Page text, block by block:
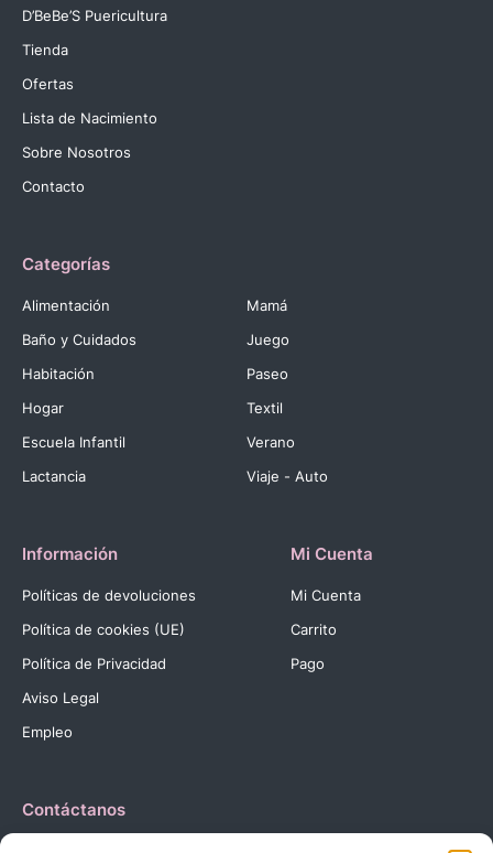
D’BeBe’S Puericultura
Tienda
Ofertas
Lista de Nacimiento
Sobre Nosotros
Contacto
Categorías
Alimentación
Baño y Cuidados
Habitación
Hogar
Escuela Infantil
Lactancia
Mamá
Juego
Paseo
Textil
Verano
Viaje - Auto
Información
Políticas de devoluciones
Política de cookies (UE)
Política de Privacidad
Aviso Legal
Empleo
Mi Cuenta
Mi Cuenta
Carrito
Pago
Contáctanos